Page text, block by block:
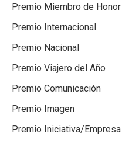
Premio Miembro de Honor
Premio Internacional
Premio Nacional
Premio Viajero del Año
Premio Comunicación
Premio Imagen
Premio Iniciativa/Empresa